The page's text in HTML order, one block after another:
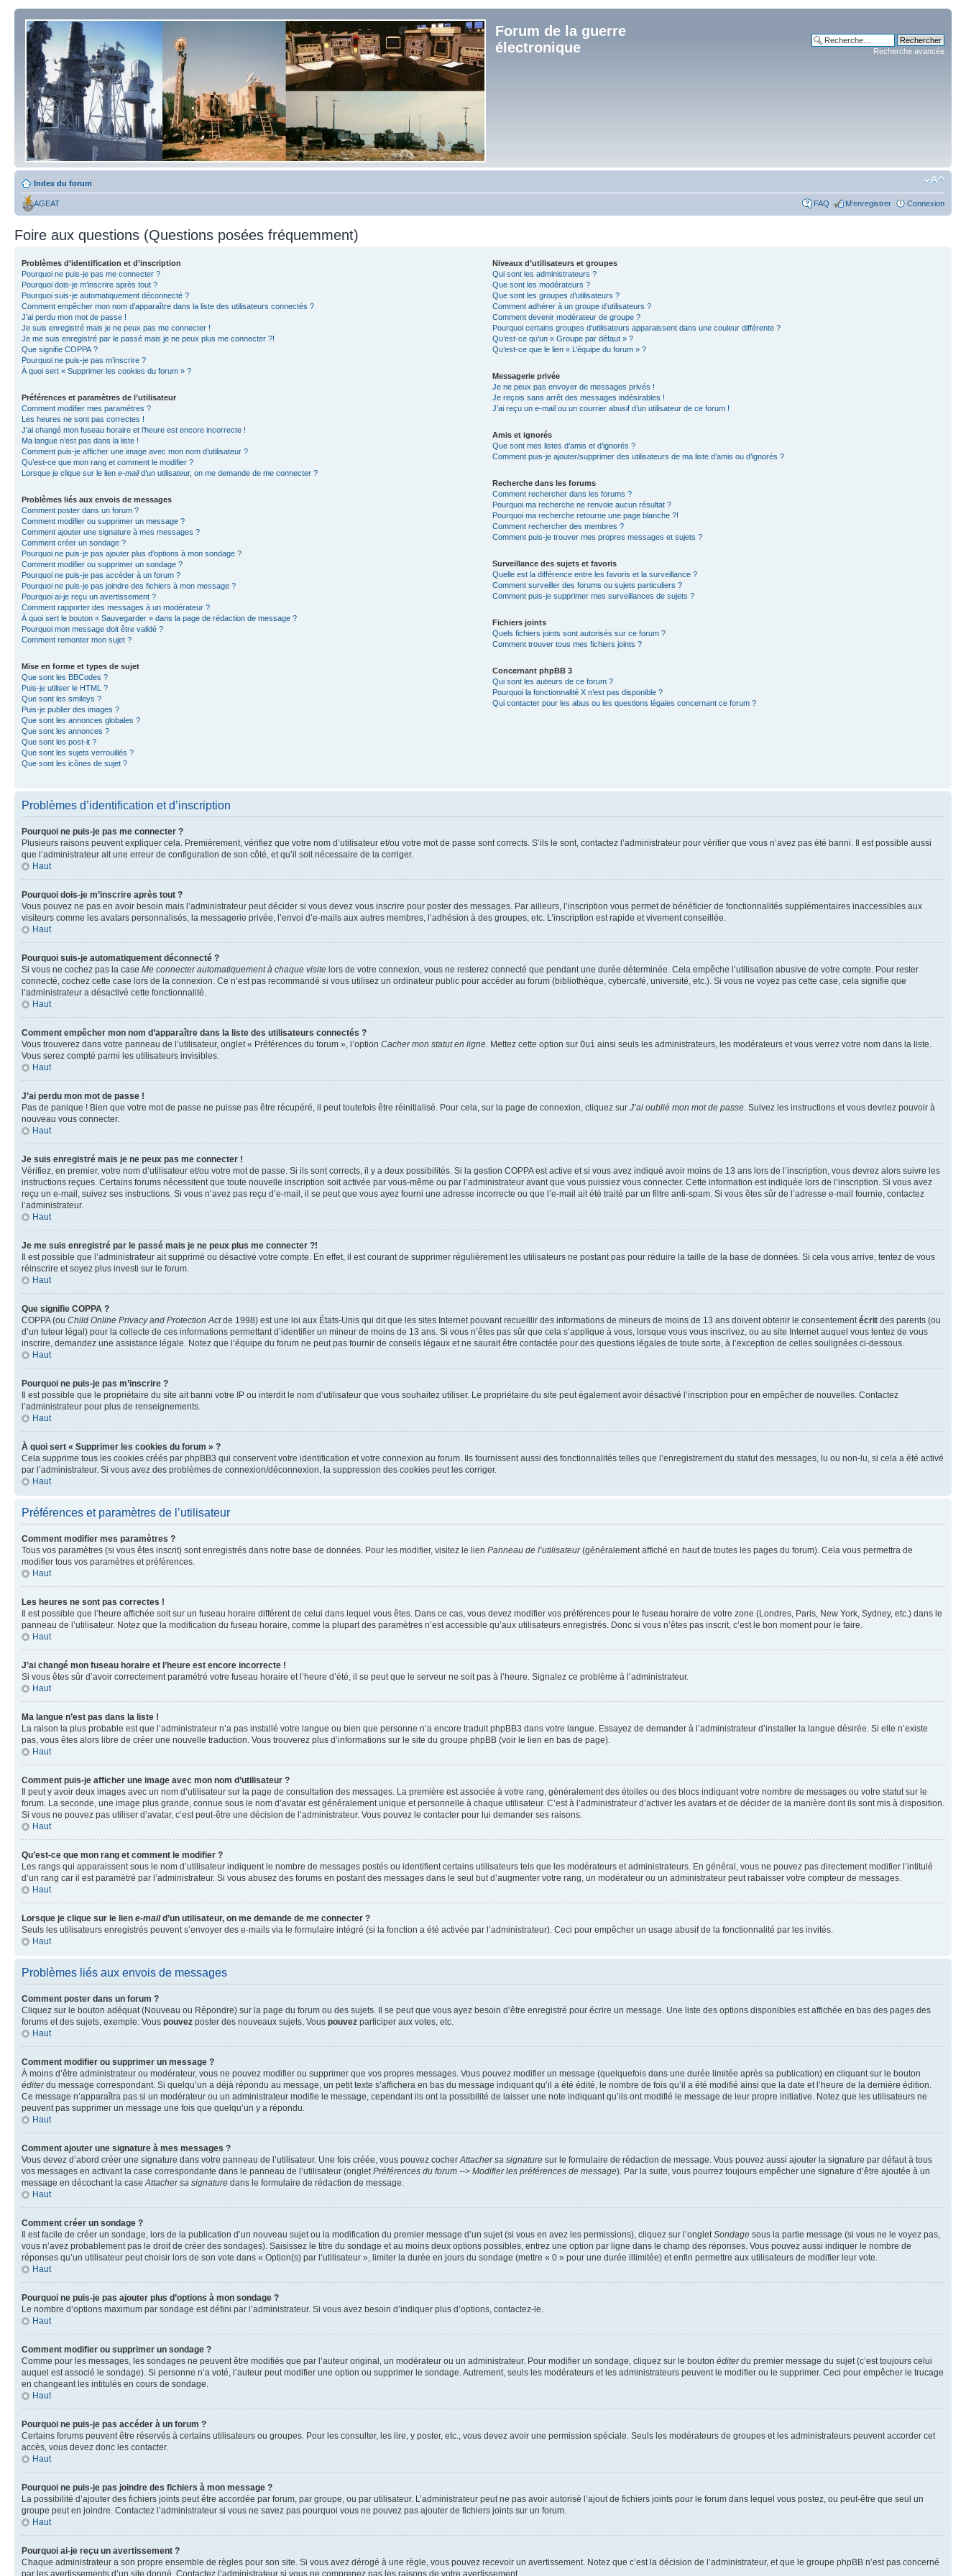
Forum de la guerre
électronique
Recherche avancée
Index du forum
AGEAT FAQ M’enregistrer Connexion
Foire aux questions (Questions posées fréquemment)
Problèmes d’identification et d’inscription
Pourquoi ne puis-je pas me connecter ?
Pourquoi dois-je m’inscrire après tout ?
Pourquoi suis-je automatiquement déconnecté ?
Comment empêcher mon nom d’apparaître dans la liste des utilisateurs connectés ?
J’ai perdu mon mot de passe !
Je suis enregistré mais je ne peux pas me connecter !
Je me suis enregistré par le passé mais je ne peux plus me connecter ?!
Que signifie COPPA ?
Pourquoi ne puis-je pas m’inscrire ?
À quoi sert « Supprimer les cookies du forum » ?
Préférences et paramètres de l’utilisateur
Comment modifier mes paramètres ?
Les heures ne sont pas correctes !
J’ai changé mon fuseau horaire et l’heure est encore incorrecte !
Ma langue n’est pas dans la liste !
Comment puis-je afficher une image avec mon nom d’utilisateur ?
Qu’est-ce que mon rang et comment le modifier ?
Lorsque je clique sur le lien e-maild’un utilisateur, on me demande de me connecter ?
Problèmes liés aux envois de messages
Comment poster dans un forum ?
Comment modifier ou supprimer un message ?
Comment ajouter une signature à mes messages ?
Comment créer un sondage ?
Pourquoi ne puis-je pas ajouter plus d’options à mon sondage ?
Comment modifier ou supprimer un sondage ?
Pourquoi ne puis-je pas accéder à un forum ?
Pourquoi ne puis-je pas joindre des fichiers à mon message ?
Pourquoi ai-je reçu un avertissement ?
Comment rapporter des messages à un modérateur ?
À quoi sert le bouton « Sauvegarder » dans la page de rédaction de message ?
Pourquoi mon message doit être validé ?
Comment remonter mon sujet ?
Mise en forme et types de sujet
Que sont les BBCodes ?
Puis-je utiliser le HTML ?
Que sont les smileys ?
Puis-je publier des images ?
Que sont les annonces globales ?
Que sont les annonces ?
Que sont les post-it ?
Que sont les sujets verrouillés ?
Que sont les icônes de sujet ?
Niveaux d’utilisateurs et groupes
Qui sont les administrateurs ?
Que sont les modérateurs ?
Que sont les groupes d’utilisateurs ?
Comment adhérer à un groupe d’utilisateurs ?
Comment devenir modérateur de groupe ?
Pourquoi certains groupes d’utilisateurs apparaissent dans une couleur différente ?
Qu’est-ce qu’un « Groupe par défaut » ?
Qu’est-ce que le lien « L’équipe du forum » ?
Messagerie privée
Je ne peux pas envoyer de messages privés !
Je reçois sans arrêt des messages indésirables !
J’ai reçu un e-mail ou un courrier abusif d’un utilisateur de ce forum !
Amis et ignorés
Que sont mes listes d’amis et d’ignorés ?
Comment puis-je ajouter/supprimer des utilisateurs de ma liste d’amis ou d’ignorés ?
Recherche dans les forums
Comment rechercher dans les forums ?
Pourquoi ma recherche ne renvoie aucun résultat ?
Pourquoi ma recherche retourne une page blanche ?!
Comment rechercher des membres ?
Comment puis-je trouver mes propres messages et sujets ?
Surveillance des sujets et favoris
Quelle est la différence entre les favoris et la surveillance ?
Comment surveiller des forums ou sujets particuliers ?
Comment puis-je supprimer mes surveillances de sujets ?
Fichiers joints
Quels fichiers joints sont autorisés sur ce forum ?
Comment trouver tous mes fichiers joints ?
Concernant phpBB 3
Qui sont les auteurs de ce forum ?
Pourquoi la fonctionnalité X n’est pas disponible ?
Qui contacter pour les abus ou les questions légales concernant ce forum ?
Problèmes d’identification et d’inscription
Pourquoi ne puis-je pas me connecter ?
Plusieurs raisons peuvent expliquer cela. Premièrement, vérifiez que votre nom d’utilisateur et/ou votre mot de passe sont corrects. S’ils le sont, contactez l’administrateur pour vérifier que vous n’avez pas été banni. Il est possible aussi
que l’administrateur ait une erreur de configuration de son côté, et qu’il soit nécessaire de la corriger.
Haut
Pourquoi dois-je m’inscrire après tout ?
Vous pouvez ne pas en avoir besoin mais l’administrateur peut décider si vous devez vous inscrire pour poster des messages. Par ailleurs, l’inscription vous permet de bénéficier de fonctionnalités supplémentaires inaccessibles aux
visiteurs comme les avatars personnalisés, la messagerie privée, l’envoi d’e-mails aux autres membres, l’adhésion à des groupes, etc. L’inscription est rapide et vivement conseillée.
Haut
Pourquoi suis-je automatiquement déconnecté ?
Si vous ne cochez pas la case Me connecter automatiquement à chaque visite lors de votre connexion, vous ne resterez connecté que pendant une durée déterminée. Cela empêche l’utilisation abusive de votre compte. Pour rester
connecté, cochez cette case lors de la connexion. Ce n’est pas recommandé si vous utilisez un ordinateur public pour accéder au forum (bibliothèque, cybercafé, université, etc.). Si vous ne voyez pas cette case, cela signifie que
l’administrateur a désactivé cette fonctionnalité.
Haut
Comment empêcher mon nom d’apparaître dans la liste des utilisateurs connectés ?
Vous trouverez dans votre panneau de l’utilisateur, onglet « Préférences du forum », l’option Cacher mon statut en ligne. Mettez cette option sur Oui ainsi seuls les administrateurs, les modérateurs et vous verrez votre nom dans la liste.
Vous serez compté parmi les utilisateurs invisibles.
Haut
J’ai perdu mon mot de passe !
Pas de panique ! Bien que votre mot de passe ne puisse pas être récupéré, il peut toutefois être réinitialisé. Pour cela, sur la page de connexion, cliquez sur J’ai oublié mon mot de passe. Suivez les instructions et vous devriez pouvoir à
nouveau vous connecter.
Haut
Je suis enregistré mais je ne peux pas me connecter !
Vérifiez, en premier, votre nom d’utilisateur et/ou votre mot de passe. Si ils sont corrects, il y a deux possibilités. Si la gestion COPPA est active et si vous avez indiqué avoir moins de 13 ans lors de l’inscription, vous devrez alors suivre les
instructions reçues. Certains forums nécessitent que toute nouvelle inscription soit activée par vous-même ou par l’administrateur avant que vous puissiez vous connecter. Cette information est indiquée lors de l’inscription. Si vous avez
reçu un e-mail, suivez ses instructions. Si vous n’avez pas reçu d’e-mail, il se peut que vous ayez fourni une adresse incorrecte ou que l’e-mail ait été traité par un filtre anti-spam. Si vous êtes sûr de l’adresse e-mail fournie, contactez
l’administrateur.
Haut
Je me suis enregistré par le passé mais je ne peux plus me connecter ?!
Il est possible que l’administrateur ait supprimé ou désactivé votre compte. En effet, il est courant de supprimer régulièrement les utilisateurs ne postant pas pour réduire la taille de la base de données. Si cela vous arrive, tentez de vous
réinscrire et soyez plus investi sur le forum.
Haut
Que signifie COPPA ?
COPPA (ou Child Online Privacy and Protection Actde 1998) est une loi aux États-Unis qui dit que les sites Internet pouvant recueillir des informations de mineurs de moins de 13 ans doivent obtenir le consentementécrit des parents (ou
d’un tuteur légal) pour la collecte de ces informations permettant d’identifier un mineur de moins de 13 ans. Si vous n’êtes pas sûr que cela s’applique à vous, lorsque vous vous inscrivez, ou au site Internet auquel vous tentez de vous
inscrire, demandez une assistance légale. Notez que l’équipe du forum ne peut pas fournir de conseils légaux et ne saurait être contactée pour des questions légales de toute sorte, à l’exception de celles soulignées ci-dessous.
Haut
Pourquoi ne puis-je pas m’inscrire ?
Il est possible que le propriétaire du site ait banni votre IP ou interdit le nom d’utilisateur que vous souhaitez utiliser. Le propriétaire du site peut également avoir désactivé l’inscription pour en empêcher de nouvelles. Contactez
l’administrateur pour plus de renseignements.
Haut
À quoi sert « Supprimer les cookies du forum » ?
Cela supprime tous les cookies créés par phpBB3 qui conservent votre identification et votre connexion au forum. Ils fournissent aussi des fonctionnalités telles que l’enregistrement du statut des messages, lu ou non-lu, si cela a été activé
par l’administrateur. Si vous avez des problèmes de connexion/déconnexion, la suppression des cookies peut les corriger.
Haut
Préférences et paramètres de l’utilisateur
Comment modifier mes paramètres ?
Tous vos paramètres (si vous êtes inscrit) sont enregistrés dans notre base de données. Pour les modifier, visitez le lien Panneau de l’utilisateur(généralement affiché en haut de toutes les pages du forum). Cela vous permettra de
modifier tous vos paramètres et préférences.
Haut
Les heures ne sont pas correctes !
Il est possible que l’heure affichée soit sur un fuseau horaire différent de celui dans lequel vous êtes. Dans ce cas, vous devez modifier vos préférences pour le fuseau horaire de votre zone (Londres, Paris, New York, Sydney, etc.) dans le
panneau de l’utilisateur. Notez que la modification du fuseau horaire, comme la plupart des paramètres n’est accessible qu’aux utilisateurs enregistrés. Donc si vous n’êtes pas inscrit, c’est le bon moment pour le faire.
Haut
J’ai changé mon fuseau horaire et l’heure est encore incorrecte !
Si vous êtes sûr d’avoir correctement paramétré votre fuseau horaire et l’heure d’été, il se peut que le serveur ne soit pas à l’heure. Signalez ce problème à l’administrateur.
Haut
Ma langue n’est pas dans la liste !
La raison la plus probable est que l’administrateur n’a pas installé votre langue ou bien que personne n’a encore traduit phpBB3 dans votre langue. Essayez de demander à l’administrateur d’installer la langue désirée. Si elle n’existe
pas, vous êtes alors libre de créer une nouvelle traduction. Vous trouverez plus d’informations sur le site du groupe phpBB (voir le lien en bas de page).
Haut
Comment puis-je afficher une image avec mon nom d’utilisateur ?
Il peut y avoir deux images avec un nom d’utilisateur sur la page de consultation des messages. La première est associée à votre rang, généralement des étoiles ou des blocs indiquant votre nombre de messages ou votre statut sur le
forum. La seconde, une image plus grande, connue sous le nom d’avatar est généralement unique et personnelle à chaque utilisateur. C’est à l’administrateur d’activer les avatars et de décider de la manière dont ils sont mis à disposition.
Si vous ne pouvez pas utiliser d’avatar, c’est peut-être une décision de l’administrateur. Vous pouvez le contacter pour lui demander ses raisons.
Haut
Qu’est-ce que mon rang et comment le modifier ?
Les rangs qui apparaissent sous le nom d’utilisateur indiquent le nombre de messages postés ou identifient certains utilisateurs tels que les modérateurs et administrateurs. En général, vous ne pouvez pas directement modifier l’intitulé
d’un rang car il est paramétré par l’administrateur. Si vous abusez des forums en postant des messages dans le seul but d’augmenter votre rang, un modérateur ou un administrateur peut rabaisser votre compteur de messages.
Haut
Lorsque je clique sur le lien e-maild’un utilisateur, on me demande de me connecter ?
Seuls les utilisateurs enregistrés peuvent s’envoyer des e-mails via le formulaire intégré (si la fonction a été activée par l’administrateur). Ceci pour empêcher un usage abusif de la fonctionnalité par les invités.
Haut
Problèmes liés aux envois de messages
Comment poster dans un forum ?
Cliquez sur le bouton adéquat (Nouveau ou Répondre) sur la page du forum ou des sujets. Il se peut que vous ayez besoin d’être enregistré pour écrire un message. Une liste des options disponibles est affichée en bas des pages des
forums et des sujets, exemple: Vous pouvez poster des nouveaux sujets, Vous pouvez participer aux votes, etc.
Haut
Comment modifier ou supprimer un message ?
À moins d’être administrateur ou modérateur, vous ne pouvez modifier ou supprimer que vos propres messages. Vous pouvez modifier un message (quelquefois dans une durée limitée après sa publication) en cliquant sur le bouton
éditerdu message correspondant. Si quelqu’un a déjà répondu au message, un petit texte s’affichera en bas du message indiquant qu’il a été édité, le nombre de fois qu’il a été modifié ainsi que la date et l’heure de la dernière édition.
Ce message n’apparaîtra pas si un modérateur ou un administrateur modifie le message, cependant ils ont la possibilité de laisser une note indiquant qu’ils ont modifié le message de leur propre initiative. Notez que les utilisateurs ne
peuvent pas supprimer un message une fois que quelqu’un y a répondu.
Haut
Comment ajouter une signature à mes messages ?
Vous devez d’abord créer une signature dans votre panneau de l’utilisateur. Une fois créée, vous pouvez cocherAttacher sa signature sur le formulaire de rédaction de message. Vous pouvez aussi ajouter la signature par défaut à tous
vos messages en activant la case correspondante dans le panneau de l’utilisateur (ongletPréférences du forum --> Modifier les préférences de message). Par la suite, vous pourrez toujours empêcher une signature d’être ajoutée à un
message en décochant la caseAttacher sa signature dans le formulaire de rédaction de message.
Haut
Comment créer un sondage ?
Il est facile de créer un sondage, lors de la publication d’un nouveau sujet ou la modification du premier message d’un sujet (si vous en avez les permissions), cliquez sur l’ongletSondage sous la partie message (si vous ne le voyez pas,
vous n’avez probablement pas le droit de créer des sondages). Saisissez le titre du sondage et au moins deux options possibles, entrez une option par ligne dans le champ des réponses. Vous pouvez aussi indiquer le nombre de
réponses qu’un utilisateur peut choisir lors de son vote dans « Option(s) par l’utilisateur », limiter la durée en jours du sondage (mettre « 0 » pour une durée illimitée) et enfin permettre aux utilisateurs de modifier leur vote.
Haut
Pourquoi ne puis-je pas ajouter plus d’options à mon sondage ?
Le nombre d’options maximum par sondage est défini par l’administrateur. Si vous avez besoin d’indiquer plus d’options, contactez-le.
Haut
Comment modifier ou supprimer un sondage ?
Comme pour les messages, les sondages ne peuvent être modifiés que par l’auteur original, un modérateur ou un administrateur. Pour modifier un sondage, cliquez sur le bouton éditerdu premier message du sujet (c’est toujours celui
auquel est associé le sondage). Si personne n’a voté, l’auteur peut modifier une option ou supprimer le sondage. Autrement, seuls les modérateurs et les administrateurs peuvent le modifier ou le supprimer. Ceci pour empêcher le trucage
en changeant les intitulés en cours de sondage.
Haut
Pourquoi ne puis-je pas accéder à un forum ?
Certains forums peuvent être réservés à certains utilisateurs ou groupes. Pour les consulter, les lire, y poster, etc., vous devez avoir une permission spéciale. Seuls les modérateurs de groupes et les administrateurs peuvent accorder cet
accès, vous devez donc les contacter.
Haut
Pourquoi ne puis-je pas joindre des fichiers à mon message ?
La possibilité d’ajouter des fichiers joints peut être accordée par forum, par groupe, ou par utilisateur. L’administrateur peut ne pas avoir autorisé l’ajout de fichiers joints pour le forum dans lequel vous postez, ou peut-être que seul un
groupe peut en joindre. Contactez l’administrateur si vous ne savez pas pourquoi vous ne pouvez pas ajouter de fichiers joints sur un forum.
Haut
Pourquoi ai-je reçu un avertissement ?
Chaque administrateur a son propre ensemble de règles pour son site. Si vous avez dérogé à une règle, vous pouvez recevoir un avertissement. Notez que c’est la décision de l’administrateur, et que le groupe phpBB n’est pas concerné
par les avertissements d’un site donné. Contactez l’administrateur si vous ne comprenez pas les raisons de votre avertissement.